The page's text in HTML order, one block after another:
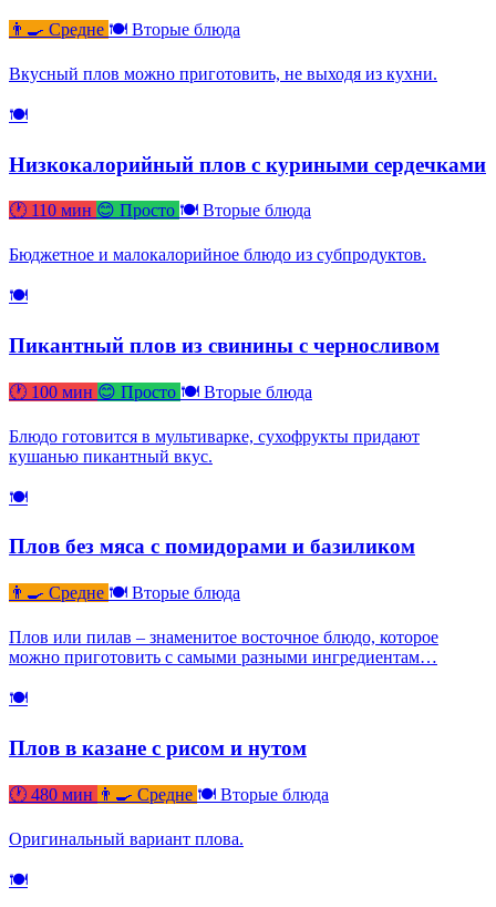
👨‍🍳 Средне 🍽 Вторые блюда
Вкусный плов можно приготовить, не выходя из кухни.
🍽
Низкокалорийный плов с куриными сердечками
🕐 110 мин 😊 Просто 🍽 Вторые блюда
Бюджетное и малокалорийное блюдо из субпродуктов.
🍽
Пикантный плов из свинины с черносливом
🕐 100 мин 😊 Просто 🍽 Вторые блюда
Блюдо готовится в мультиварке, сухофрукты придают
кушанью пикантный вкус.
🍽
Плов без мяса с помидорами и базиликом
👨‍🍳 Средне 🍽 Вторые блюда
Плов или пилав – знаменитое восточное блюдо, которое
можно приготовить с самыми разными ингредиентам…
🍽
Плов в казане с рисом и нутом
🕐 480 мин 👨‍🍳 Средне 🍽 Вторые блюда
Оригинальный вариант плова.
🍽